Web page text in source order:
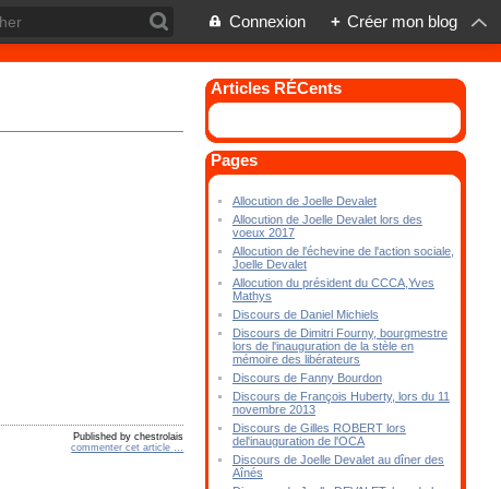
Connexion + Créer mon blog
Published by chestrolais
commenter cet article
Articles RÉCents
Pages
Allocution de Joelle Devalet
Allocution de Joelle Devalet lors des
voeux 2017
Allocution de l'échevine de l'action sociale,
Joelle Devalet
Allocution du président du CCCA,Yves
Mathys
Discours de Daniel Michiels
Discours de Dimitri Fourny, bourgmestre
lors de l'inauguration de la stèle en
mémoire des libérateurs
Discours de Fanny Bourdon
Discours de François Huberty, lors du 11
novembre 2013
Discours de Gilles ROBERT lors
del'inauguration de l'OCA
Discours de Joelle Devalet au dîner des
Aînés